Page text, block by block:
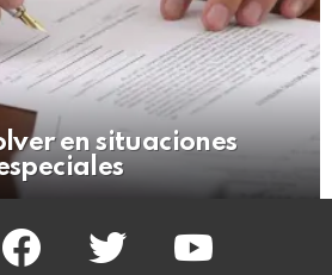
en situaciones
facebook twitter